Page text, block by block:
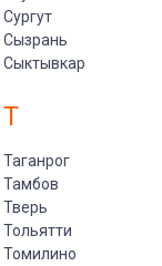
Сургут
Сызрань
Сыктывкар
Т
Таганрог
Тамбов
Тверь
Тольятти
Томилино